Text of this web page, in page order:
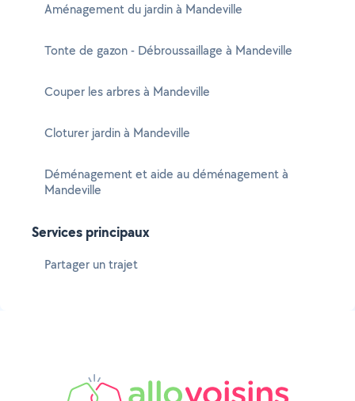
Aménagement du jardin à Mandeville
Tonte de gazon - Débroussaillage à Mandeville
Couper les arbres à Mandeville
Cloturer jardin à Mandeville
Déménagement et aide au déménagement à
Mandeville
Services principaux
Partager un trajet